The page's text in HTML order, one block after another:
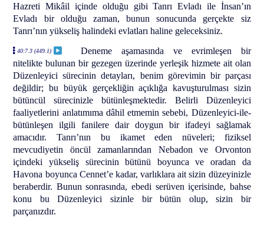
Hazreti Mikâil içinde olduğu gibi Tanrı Evladı ile İnsan’ın
Evladı bir olduğu zaman, bunun sonucunda gerçekte siz
Tanrı’nın yükseliş halindeki evlatları haline geleceksiniz.
40:7.3 (449.1)
Deneme aşamasında ve evrimleşen bir
nitelikte bulunan bir gezegen üzerinde yerleşik hizmete ait olan
Düzenleyici sürecinin detayları, benim görevimin bir parçası
değildir; bu büyük gerçekliğin açıklığa kavuşturulması sizin
bütüncül sürecinizle bütünleşmektedir. Belirli Düzenleyici
faaliyetlerini anlatımıma dâhil etmemin sebebi, Düzenleyici-ile-
bütünleşen ilgili fanilere dair doygun bir ifadeyi sağlamak
amacıdır. Tanrı’nın bu ikamet eden nüveleri; fiziksel
mevcudiyetin öncül zamanlarından Nebadon ve Orvonton
içindeki yükseliş sürecinin bütünü boyunca ve oradan da
Havona boyunca Cennet’e kadar, varlıklara ait sizin düzeyinizle
beraberdir. Bunun sonrasında, ebedi serüven içerisinde, bahse
konu bu Düzenleyici sizinle bir bütün olup, sizin bir
parçanızdır.